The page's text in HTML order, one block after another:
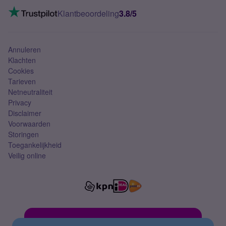
Mobiel abonnement
VoLTE 4G bellenKlantbeoordeling3.8/5
Annuleren
Klachten
Cookies
Tarieven
Netneutraliteit
Privacy
Disclaimer
Voorwaarden
Storingen
Toegankelijkheid
Veilig online